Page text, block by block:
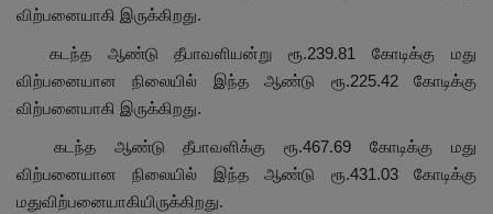
விற்பனையாகி இருக்கிறது.
கடந்த ஆண்டு தீபாவளியன்று ரூ.239.81 கோடிக்கு மது
விற்பனையான நிலையில் இந்த ஆண்டு ரூ.225.42 கோடிக்கு
விற்பனையாகி இருக்கிறது.
கடந்த ஆண்டு தீபாவளிக்கு ரூ.467.69 கோடிக்கு மது
விற்பனையான நிலையில் இந்த ஆண்டு ரூ.431.03 கோடிக்கு
மதுவிற்பனையாகியிருக்கிறது.